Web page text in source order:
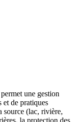
une gestion
et de pratiques
source (lac, rivière,